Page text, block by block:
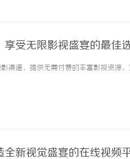
享受无限影视盛宴的最佳
渠道，提供无需付费的丰富影视资源
全新视觉盛宴的在线视频